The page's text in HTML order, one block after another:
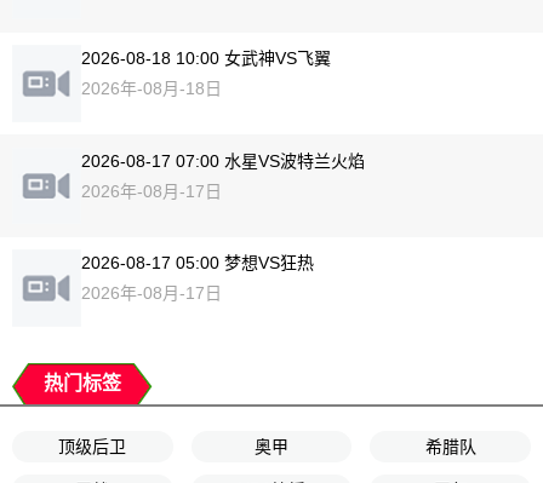
2026-08-18 10:00 女武神VS飞翼
2026年-08月-18日
2026-08-17 07:00 水星VS波特兰火焰
2026年-08月-17日
2026-08-17 05:00 梦想VS狂热
2026年-08月-17日
热门标签
顶级后卫 奥甲 希腊队